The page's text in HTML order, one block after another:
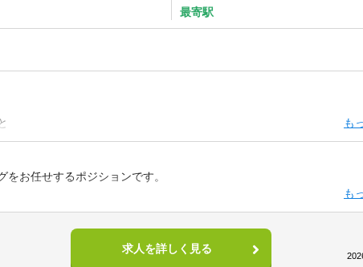
のPMOやオペレーション構築
政法人
会システムや一企業、一組織だけで社会課題・地域課題を解決するこ
げていたパブリックセクターの主要プレイヤーは右肩上がりを前提に
イアントを縦横無尽に駆け回りクライアントの変革に向けて活躍いた
最寄駅
の経験（3年以上）
（5年以上）
をお任せするポジションです。
求人を詳しく見る